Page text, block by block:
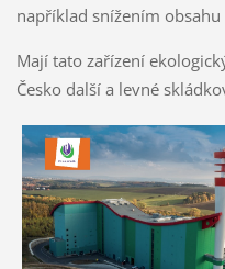
například snížením
Mají tato zařízení
Česko další a levné